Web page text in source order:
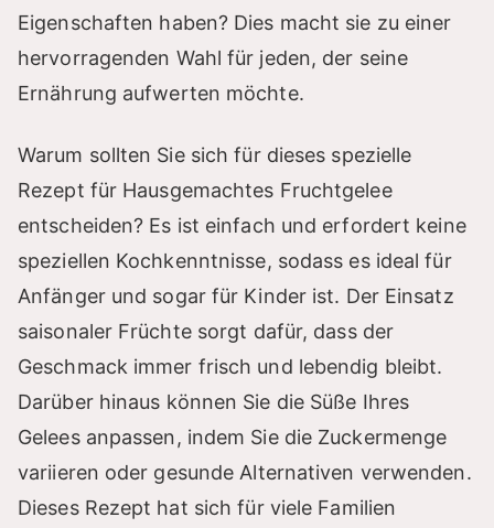
Eigenschaften haben? Dies macht sie zu einer
hervorragenden Wahl für jeden, der seine
Ernährung aufwerten möchte.
Warum sollten Sie sich für dieses spezielle
Rezept für Hausgemachtes Fruchtgelee
entscheiden? Es ist einfach und erfordert keine
speziellen Kochkenntnisse, sodass es ideal für
Anfänger und sogar für Kinder ist. Der Einsatz
saisonaler Früchte sorgt dafür, dass der
Geschmack immer frisch und lebendig bleibt.
Darüber hinaus können Sie die Süße Ihres
Gelees anpassen, indem Sie die Zuckermenge
variieren oder gesunde Alternativen verwenden.
Dieses Rezept hat sich für viele Familien